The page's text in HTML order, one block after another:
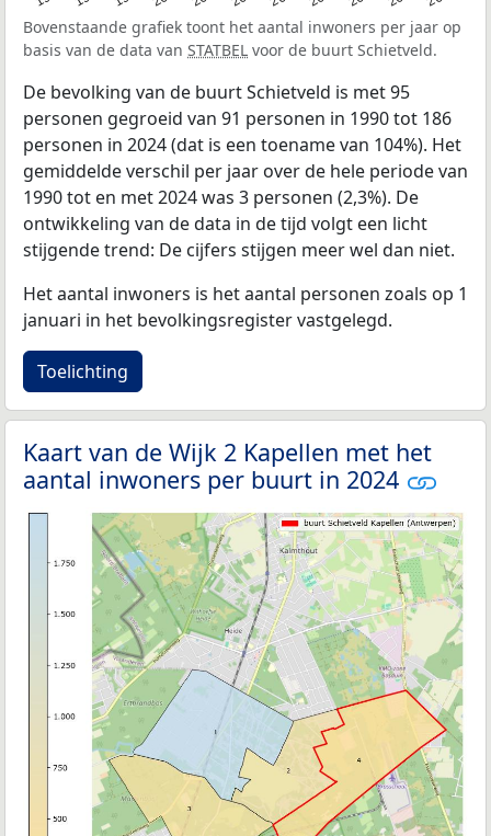
Bovenstaande grafiek toont het aantal inwoners per jaar op
basis van de data van STATBEL voor de buurt Schietveld.
De bevolking van de buurt Schietveld is met 95
personen gegroeid van 91 personen in 1990 tot 186
personen in 2024 (dat is een toename van 104%). Het
gemiddelde verschil per jaar over de hele periode van
1990 tot en met 2024 was 3 personen (2,3%). De
ontwikkeling van de data in de tijd volgt een licht
stijgende trend: De cijfers stijgen meer wel dan niet.
Het aantal inwoners is het aantal personen zoals op 1
januari in het bevolkingsregister vastgelegd.
Toelichting
Kaart van de Wijk 2 Kapellen met het
aantal inwoners per buurt in 2024